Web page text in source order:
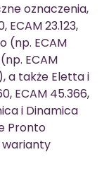
oznaczenia,
ECAM 23.123,
(np. ECAM
ECAM
a także Eletta i
ECAM 45.366,
i Dinamica
Pronto
warianty